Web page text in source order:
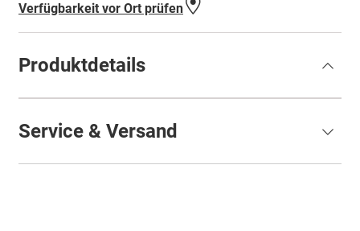
Verfügbarkeit vor Ort prüfen
Produktdetails
Service & Versand